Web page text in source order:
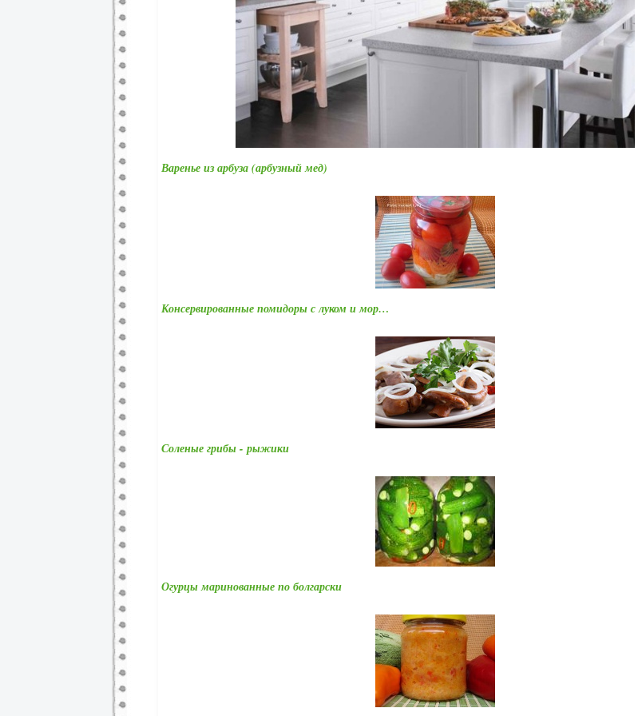
Варенье из арбуза (арбузный мед)
Консервированные помидоры с луком и мор…
Соленые грибы - рыжики
Огурцы маринованные по болгарски